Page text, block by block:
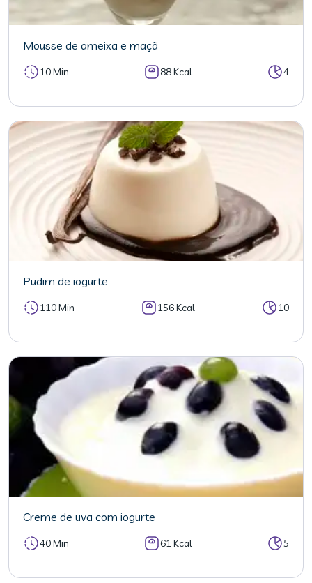
Mousse de ameixa e maçã
10 Min 88 Kcal 4
Pudim de iogurte
110 Min 156 Kcal 10
Creme de uva com iogurte
40 Min 61 Kcal 5